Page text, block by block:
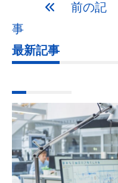
前の記
事
最新記事